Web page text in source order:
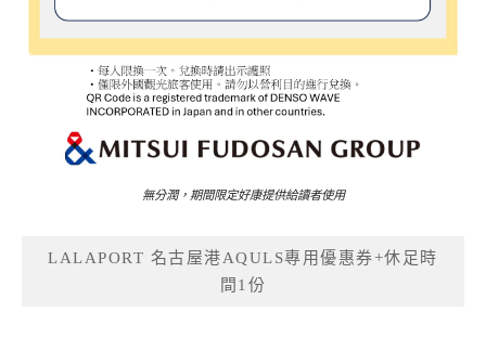
無分潤，期間限定好康提供給讀者使用
LALAPORT 名古屋港AQULS專用優惠券+休足時
間1份